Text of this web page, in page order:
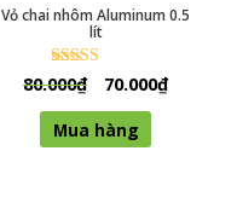
Vỏ chai nhôm Aluminum 0.5
lít
Được xếp
hạng
0
5 sao
80.000₫ 70.000₫
Mua hàng